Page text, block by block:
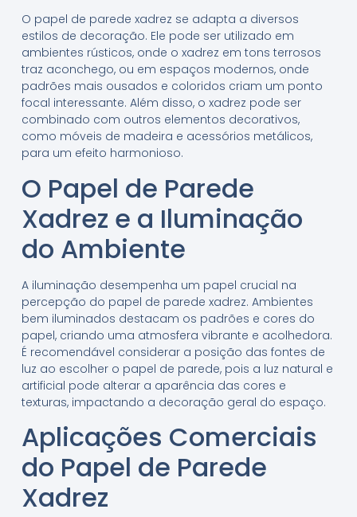
O papel de parede xadrez se adapta a diversos
estilos de decoração. Ele pode ser utilizado em
ambientes rústicos, onde o xadrez em tons terrosos
traz aconchego, ou em espaços modernos, onde
padrões mais ousados e coloridos criam um ponto
focal interessante. Além disso, o xadrez pode ser
combinado com outros elementos decorativos,
como móveis de madeira e acessórios metálicos,
para um efeito harmonioso.
O Papel de Parede
Xadrez e a Iluminação
do Ambiente
A iluminação desempenha um papel crucial na
percepção do papel de parede xadrez. Ambientes
bem iluminados destacam os padrões e cores do
papel, criando uma atmosfera vibrante e acolhedora.
É recomendável considerar a posição das fontes de
luz ao escolher o papel de parede, pois a luz natural e
artificial pode alterar a aparência das cores e
texturas, impactando a decoração geral do espaço.
Aplicações Comerciais
do Papel de Parede
Xadrez